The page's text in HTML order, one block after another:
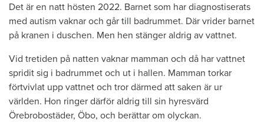
Det är en natt hösten 2022. Barnet som har diagnostiserats
med autism vaknar och går till badrummet. Där vrider barnet
på kranen i duschen. Men hen stänger aldrig av vattnet.
Vid tretiden på natten vaknar mamman och då har vattnet
spridit sig i badrummet och ut i hallen. Mamman torkar
förtvivlat upp vattnet och tror därmed att saken är ur
världen. Hon ringer därför aldrig till sin hyresvärd
Örebrobostäder, Öbo, och berättar om olyckan.